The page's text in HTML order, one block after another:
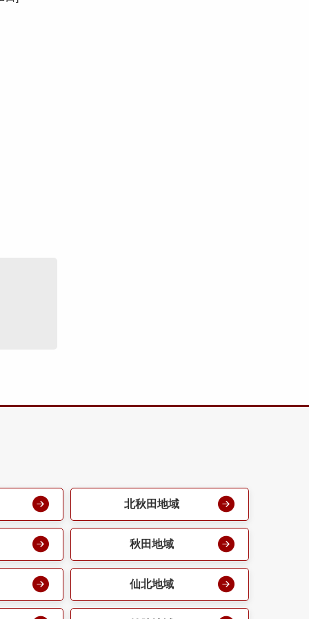
北秋田地域
秋田地域
仙北地域